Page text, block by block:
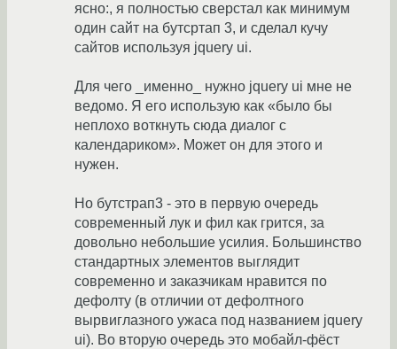
ясно:, я полностью сверстал как минимум
один сайт на бутсртап 3, и сделал кучу
сайтов используя jquery ui.
Для чего _именно_ нужно jquery ui мне не
ведомо. Я его использую как «было бы
неплохо воткнуть сюда диалог с
календариком». Может он для этого и
нужен.
Но бутстрап3 - это в первую очередь
современный лук и фил как грится, за
довольно небольшие усилия. Большинство
стандартных элементов выглядит
современно и заказчикам нравится по
дефолту (в отличии от дефолтного
вырвиглазного ужаса под названием jquery
ui). Во вторую очередь это мобайл-фёст